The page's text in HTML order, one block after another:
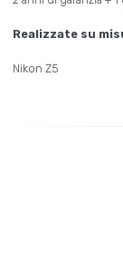
Realizzate su
Nikon Z5